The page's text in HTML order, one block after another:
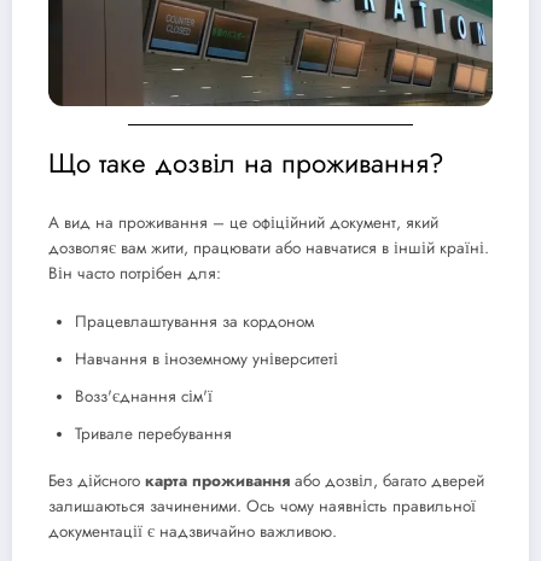
Що таке дозвіл на проживання?
A вид на проживання – це офіційний документ, який
дозволяє вам жити, працювати або навчатися в іншій країні.
Він часто потрібен для:
Працевлаштування за кордоном
Навчання в іноземному університеті
Возз'єднання сім'ї
Тривале перебування
Без дійсного карта проживання або дозвіл, багато дверей
залишаються зачиненими. Ось чому наявність правильної
документації є надзвичайно важливою.